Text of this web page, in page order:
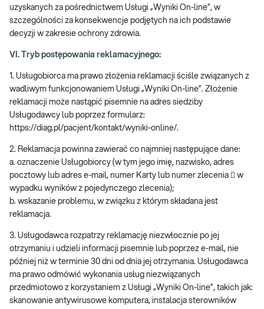
uzyskanych za pośrednictwem Usługi „Wyniki On-line”, w
szczególności za konsekwencje podjętych na ich podstawie
decyzji w zakresie ochrony zdrowia.
VI. Tryb postępowania reklamacyjnego:
1. Usługobiorca ma prawo złożenia reklamacji ściśle związanych z
wadliwym funkcjonowaniem Usługi „Wyniki On-line”. Złożenie
reklamacji może nastąpić pisemnie na adres siedziby
Usługodawcy lub poprzez formularz:
https://diag.pl/pacjent/kontakt/wyniki-online/.
2. Reklamacja powinna zawierać co najmniej następujące dane:
a. oznaczenie Usługobiorcy (w tym jego imię, nazwisko, adres
pocztowy lub adres e-mail, numer Karty lub numer zlecenia  w
wypadku wyników z pojedynczego zlecenia);
b. wskazanie problemu, w związku z którym składana jest
reklamacja.
3. Usługodawca rozpatrzy reklamację niezwłocznie po jej
otrzymaniu i udzieli informacji pisemnie lub poprzez e-mail, nie
później niż w terminie 30 dni od dnia jej otrzymania. Usługodawca
ma prawo odmówić wykonania usług niezwiązanych
przedmiotowo z korzystaniem z Usługi „Wyniki On-line”, takich jak:
skanowanie antywirusowe komputera, instalacja sterowników